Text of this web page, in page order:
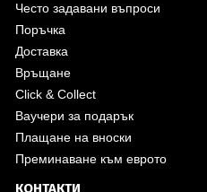
Често задавани въпроси
Поръчка
Доставка
Връщане
Click & Collect
Ваучери за подарък
Плащане на вноски
Преминаване към еврото
КОНТАКТИ